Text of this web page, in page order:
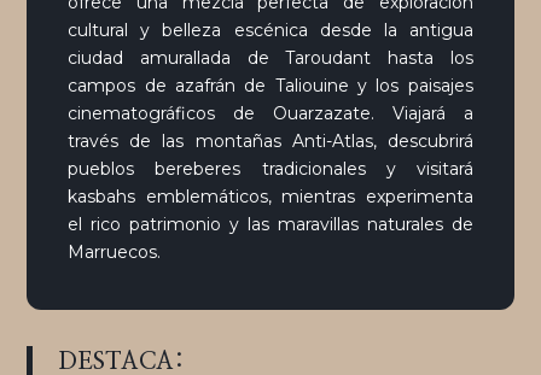
cultural y belleza escénica desde la antigua
ciudad amurallada de Taroudant hasta los
campos de azafrán de Taliouine y los paisajes
cinematográficos de Ouarzazate. Viajará a
través de las montañas Anti-Atlas, descubrirá
pueblos bereberes tradicionales y visitará
kasbahs emblemáticos, mientras experimenta
el rico patrimonio y las maravillas naturales de
Marruecos.
DESTACA: